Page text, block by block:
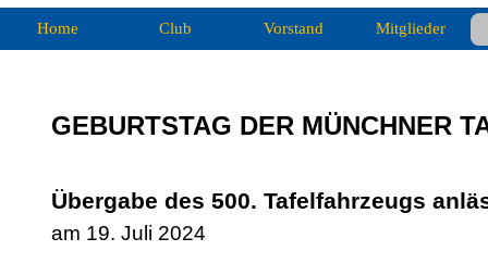
Home Club Vorstand Mitglieder
GEBURTSTAG DER MÜNCHNER
Übergabe des 500. Tafelfahrzeugs
am 19. Juli 2024